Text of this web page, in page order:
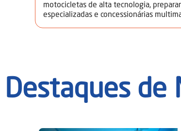
motocicletas de alta tecnologia,
especializadas e concessionárias
Destaques de